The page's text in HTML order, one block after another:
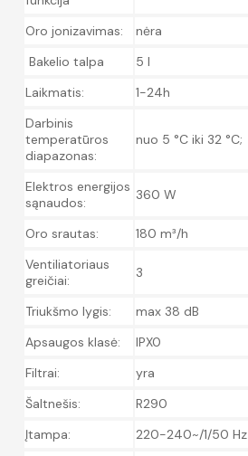
Oro jonizavimas:
nėra
Bakelio talpa
5 l
Laikmatis:
1-24h
Darbinis
temperatūros
diapazonas:
nuo 5 °C iki 32 °C;
Elektros energijos
sąnaudos:
360 W
Oro srautas:
180 m³/h
Ventiliatoriaus
greičiai:
3
Triukšmo lygis:
max 38 dB
Apsaugos klasė:
IPX0
Filtrai:
yra
Šaltnešis:
R290
Įtampa:
220-240~/1/50 Hz